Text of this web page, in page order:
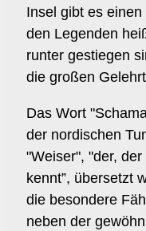
Insel gibt es
den Legenden
runter gestiegen
die großen
Das Wort
der nordischen
"Weiser", "der,
kennt”, übersetzt
die besondere
neben der